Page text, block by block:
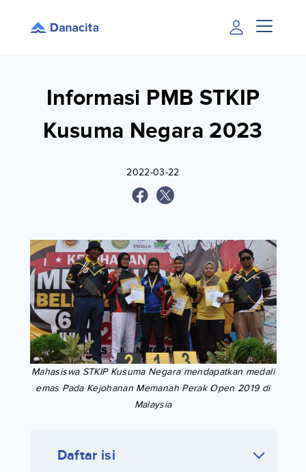
Informasi PMB STKIP
Kusuma Negara 2023
2022-03-22
Mahasiswa STKIP Kusuma Negara mendapatkan medali
emas Pada Kejohanan Memanah Perak Open 2019 di
Malaysia
Daftar isi